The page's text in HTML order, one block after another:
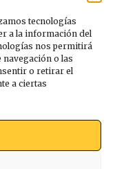
tecnologías
a la información del
nos permitirá
o las
o retirar el
a ciertas
y Hurtado
de Celedón